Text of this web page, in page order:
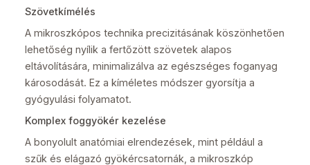
Szövetkímélés
A mikroszkópos technika precizitásának köszönhetően
lehetőség nyílik a fertőzött szövetek alapos
eltávolítására, minimalizálva az egészséges foganyag
károsodását. Ez a kíméletes módszer gyorsítja a
gyógyulási folyamatot.
Komplex foggyökér kezelése
A bonyolult anatómiai elrendezések, mint például a
szűk és elágazó gyökércsatornák, a mikroszkóp